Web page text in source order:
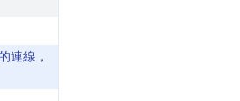
連線，